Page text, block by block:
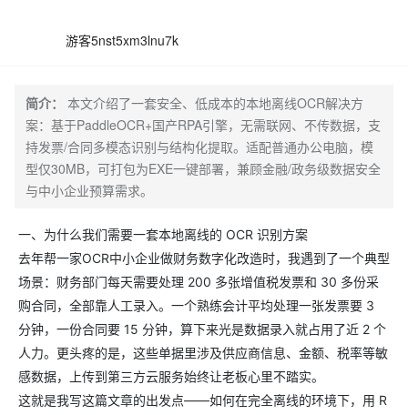
游客5nst5xm3lnu7k
简介：
本文介绍了一套安全、低成本的本地离线OCR解决方
案：基于PaddleOCR+国产RPA引擎，无需联网、不传数据，支
持发票/合同多模态识别与结构化提取。适配普通办公电脑，模
型仅30MB，可打包为EXE一键部署，兼顾金融/政务级数据安全
与中小企业预算需求。
一、为什么我们需要一套本地离线的 OCR 识别方案
去年帮一家OCR中小企业做财务数字化改造时，我遇到了一个典型
场景：财务部门每天需要处理 200 多张增值税发票和 30 多份采
购合同，全部靠人工录入。一个熟练会计平均处理一张发票要 3
分钟，一份合同要 15 分钟，算下来光是数据录入就占用了近 2 个
人力。更头疼的是，这些单据里涉及供应商信息、金额、税率等敏
感数据，上传到第三方云服务始终让老板心里不踏实。
这就是我写这篇文章的出发点——如何在完全离线的环境下，用 R